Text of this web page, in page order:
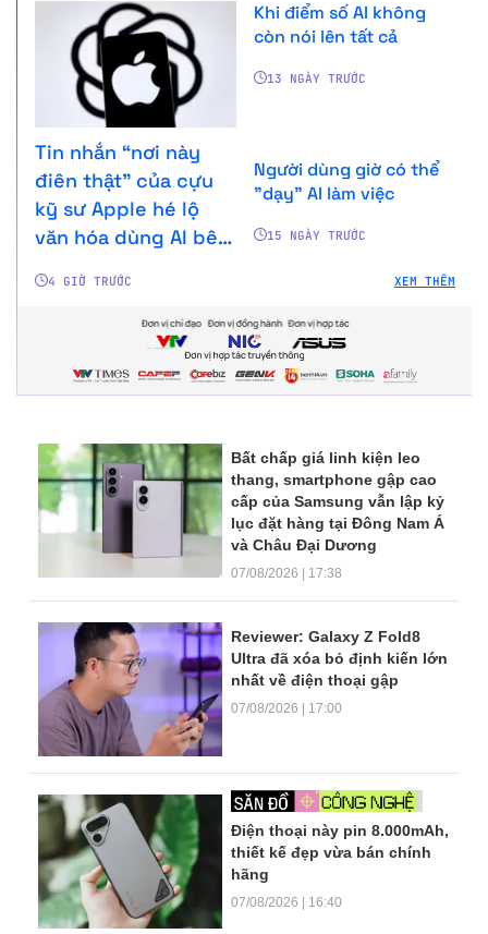
Tin nhắn “nơi này
điên thật” của cựu
kỹ sư Apple hé lộ
văn hóa dùng AI bên
4 GIỜ TRƯỚC
Khi điểm số AI không
còn nói lên tất cả
13 NGÀY TRƯỚC
Người dùng giờ có thể
"dạy" AI làm việc
15 NGÀY TRƯỚC
XEM THÊM
Bất chấp giá linh kiện leo
thang, smartphone gập cao
cấp của Samsung vẫn lập kỷ
lục đặt hàng tại Đông Nam Á
và Châu Đại Dương
07/08/2026 | 17:38
Reviewer: Galaxy Z Fold8
Ultra đã xóa bỏ định kiến lớn
nhất về điện thoại gập
07/08/2026 | 17:00
Điện thoại này pin 8.000mAh,
thiết kế đẹp vừa bán chính
hãng
07/08/2026 | 16:40